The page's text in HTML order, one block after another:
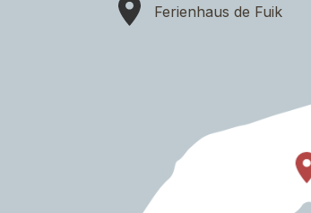
Ferienhaus de Fuik